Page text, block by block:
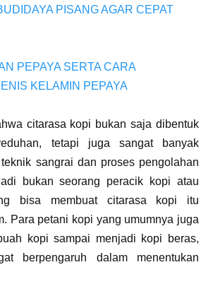
PISANG AGAR CEPAT
PEPAYA SERTA CARA
KELAMIN PEPAYA
citarasa kopi bukan saja dibentuk
tetapi juga sangat banyak
sangrai dan proses pengolahan
bukan seorang peracik kopi atau
bisa membuat citarasa kopi itu
Para petani kopi yang umumnya juga
kopi sampai menjadi kopi beras,
berpengaruh dalam menentukan